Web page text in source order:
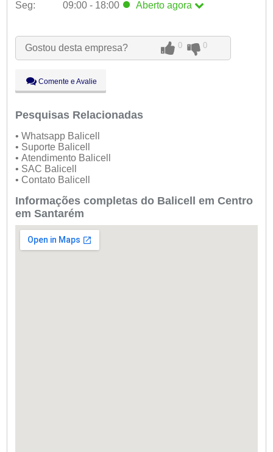
Seg:
09:00 - 18:00 Aberto agora
Qua:
09:00 - 18:00
Qui:
09:00 - 18:00
Sáb:
Dom:
Fechado
Gostou desta empresa? 0 0
Comente e Avalie
Pesquisas Relacionadas
• Whatsapp Balicell
• Suporte Balicell
• Atendimento Balicell
• SAC Balicell
• Contato Balicell
Informações completas do Balicell em Centro
em Santarém